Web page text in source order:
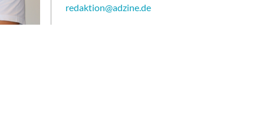
redaktion@adzine.de